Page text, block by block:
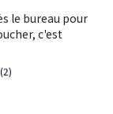
le bureau pour
c'est